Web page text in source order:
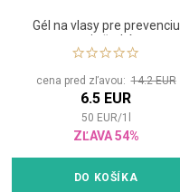
Gél na vlasy pre prevenciu
proti všetkým
cena pred zľavou:14.2 EUR
6.5 EUR
50 EUR/1
ZĽAVA 54%
DO KOŠÍKA